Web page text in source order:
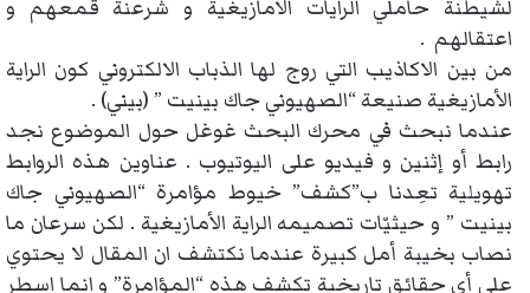
لشيطنة حاملي الرايات الامازيغية و شرعنة قمعهم و
اعتقالهم .
من بين الاكاذيب التي روج لها الذباب الالكتروني كون الراية
الأمازيغية صنيعة “الصهيوني جاك بينيت ” (بيني) .
عندما نبحث في محرك البحث غوغل حول الموضوع نجد
رابط أو إثنين و فيديو على اليوتيوب . عناوين هذه الروابط
تهويلية تعِدنا ب”كشف” خيوط مؤامرة “الصهيوني جاك
بينيت ” و حيثيّات تصميمه الراية الأمازيغية . لكن سرعان ما
نصاب بخيبة أمل كبيرة عندما نكتشف ان المقال لا يحتوي
على أي حقائق تاريخية تكشف هذه “المؤامرة” و انما اسطر